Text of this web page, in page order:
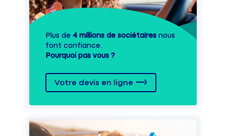
Plus de 4 millions de sociétaires nous
font confiance.
Pourquoi pas vous ?
Votre devis en ligne